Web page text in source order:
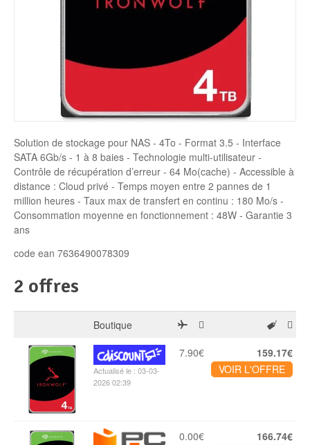
Disque SSD
Solution de stockage pour NAS - 4To - Format 3.5 - Interface
SATA 6Gb/s - 1 à 8 baies - Technologie multi-utilisateur -
Contrôle de récupération d’erreur - 64 Mo(cache) - Accessible à
distance : Cloud privé - Temps moyen entre 2 pannes de 1
million heures - Taux max de transfert en continu : 180 Mo/s -
Consommation moyenne en fonctionnement : 48W - Garantie 3
ans
code ean 7636490078309
2 offres
Boutique
Actualisé le : 03-03-
2026 02:39
7.90€
159.17€
VOIR L'OFFRE
0.00€
166.74€